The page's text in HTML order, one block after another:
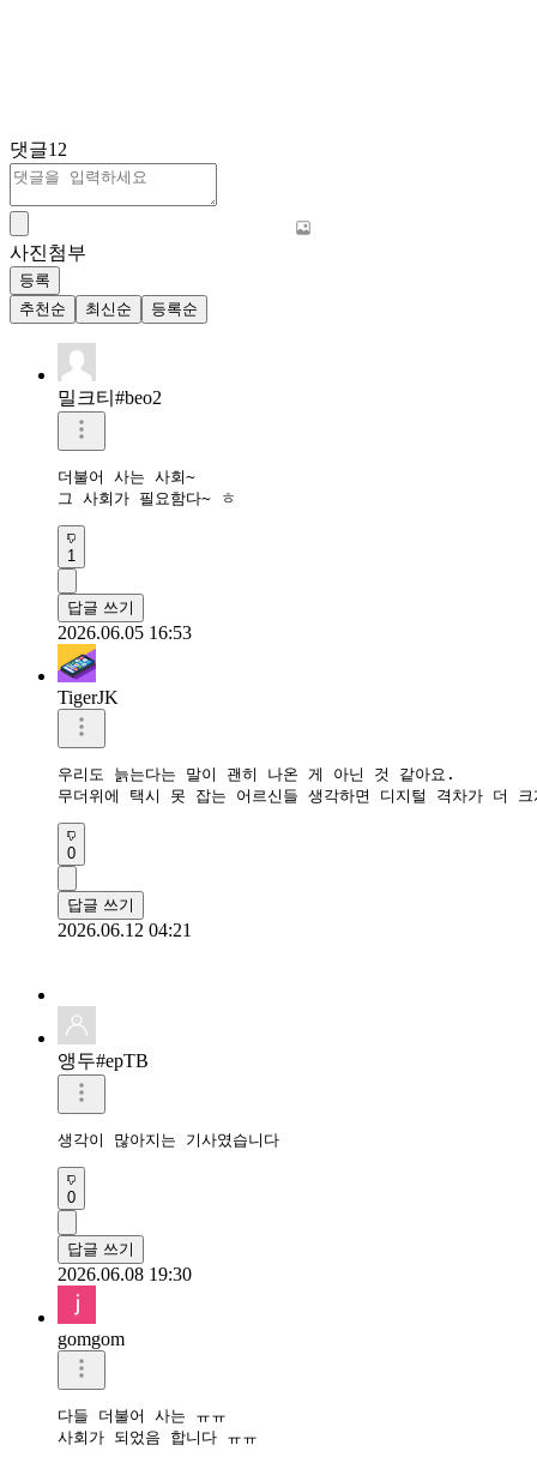
댓글12
사진첨부
등록
추천순
최신순 등록순
밀크티#beo2
더불어 사는 사회~
그 사회가 필요함다~ ㅎ
1
답글 쓰기
2026.06.05 16:53
TigerJK
우리도 늙는다는 말이 괜히 나온 게 아닌 것 같아요.
무더위에 택시 못 잡는 어르신들 생각하면 디지털 격차가 더
0
답글 쓰기
2026.06.12 04:21
앵두#epTB
생각이 많아지는 기사였습니다
0
답글 쓰기
2026.06.08 19:30
gomgom
다들 더불어 사는 ㅠㅠ
사회가 되었음 합니다 ㅠㅠ